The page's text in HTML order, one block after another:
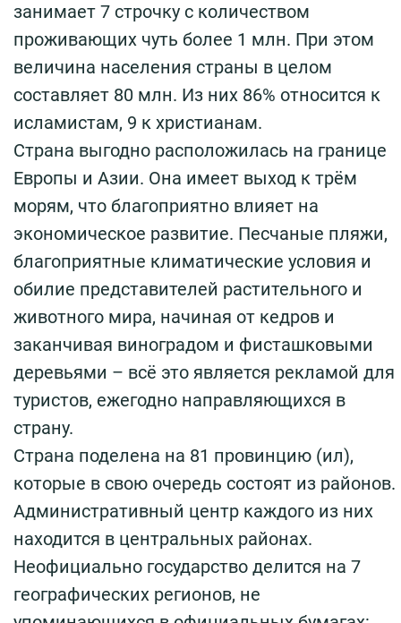
занимает 7 строчку с количеством
проживающих чуть более 1 млн. При этом
величина населения страны в целом
составляет 80 млн. Из них 86% относится к
исламистам, 9 к христианам.
Страна выгодно расположилась на границе
Европы и Азии. Она имеет выход к трём
морям, что благоприятно влияет на
экономическое развитие. Песчаные пляжи,
благоприятные климатические условия и
обилие представителей растительного и
животного мира, начиная от кедров и
заканчивая виноградом и фисташковыми
деревьями – всё это является рекламой для
туристов, ежегодно направляющихся в
страну.
Страна поделена на 81 провинцию (ил),
которые в свою очередь состоят из районов.
Административный центр каждого из них
находится в центральных районах.
Неофициально государство делится на 7
географических регионов, не